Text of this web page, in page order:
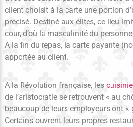
client choisit à la carte une portion
précisé. Destiné aux élites, ce lieu
cour, d’où la masculinité du
A la fin du repas, la carte payante
apportée au client.
A la Révolution française, les
de l’aristocratie se retrouvent « au
beaucoup de leurs employeurs ont «
Certains ouvrent leurs propres